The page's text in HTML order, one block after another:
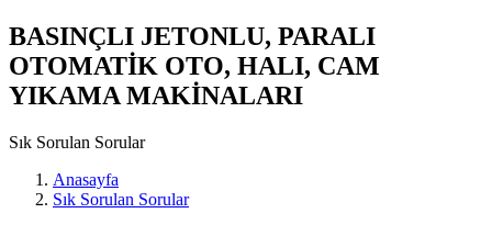
BASINÇLI JETONLU, PARALI
OTOMATİK OTO, HALI, CAM
YIKAMA MAKİNALARI
Sık Sorulan Sorular
Anasayfa
Sık Sorulan Sorular